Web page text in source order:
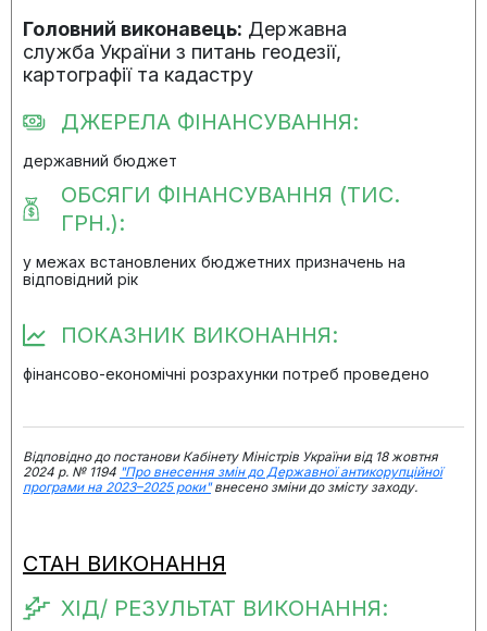
Головний виконавець: Державна
служба України з питань геодезії,
картографії та кадастру
ДЖЕРЕЛА ФІНАНСУВАННЯ:
державний бюджет
ОБСЯГИ ФІНАНСУВАННЯ (ТИС.
ГРН.):
у межах встановлених бюджетних призначень на
відповідний рік
ПОКАЗНИК ВИКОНАННЯ:
фінансово-економічні розрахунки потреб проведено
Відповідно до постанови Кабінету Міністрів України від 18 жовтня
2024 р. № 1194 "Про внесення змін до Державної антикорупційної
програми на 2023–2025 роки"внесено зміни до змісту заходу.
СТАН ВИКОНАННЯ
ХІД/ РЕЗУЛЬТАТ ВИКОНАННЯ: